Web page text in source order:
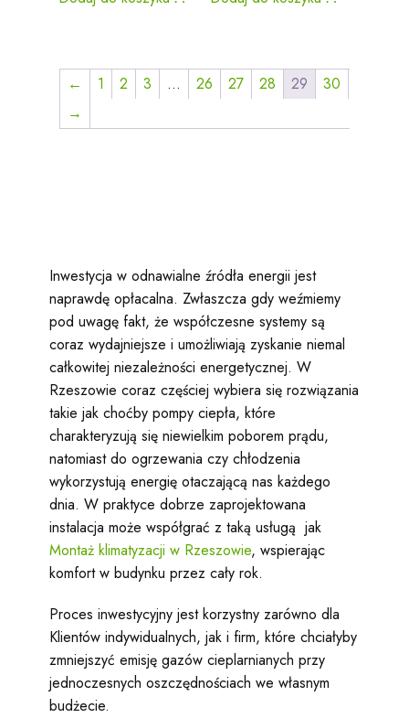
← 1 2 3 … 26 27 28 29
30
→
Inwestycja w odnawialne źródła energii jest
naprawdę opłacalna. Zwłaszcza gdy weźmiemy
pod uwagę fakt, że współczesne systemy są
coraz wydajniejsze i umożliwiają zyskanie niemal
całkowitej niezależności energetycznej. W
Rzeszowie coraz częściej wybiera się rozwiązania
takie jak choćby pompy ciepła, które
charakteryzują się niewielkim poborem prądu,
natomiast do ogrzewania czy chłodzenia
wykorzystują energię otaczającą nas każdego
dnia. W praktyce dobrze zaprojektowana
instalacja może współgrać z taką usługą jak
Montaż klimatyzacji w Rzeszowie, wspierając
komfort w budynku przez cały rok.
Proces inwestycyjny jest korzystny zarówno dla
Klientów indywidualnych, jak i firm, które chciałyby
zmniejszyć emisję gazów cieplarnianych przy
jednoczesnych oszczędnościach we własnym
budżecie.